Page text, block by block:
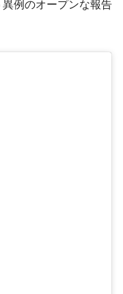
例のオープンな報告